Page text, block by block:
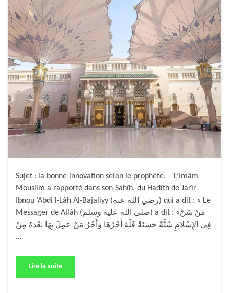
Sujet : la bonne innovation selon le prophète. L’Imâm
Mouslim a rapporté dans son Sahîh, du Hadîth de Jarîr
Ibnou ‘Abdi l-Lâh Al-Bajaliyy (رضي الله عنه) qui a dit : « Le
Messager de Allâh (صلى الله عليه وسلم) a dit : «مَنْ سَنَّ
فِى الإِسْلامِ سُنَّةً حَسَنَةً فَلَهُ أَجْرُهَا وَأَجْرُ مَنْ عَمِلَ بِهَا بَعْدَهُ مِنْ
…
Lire la suite